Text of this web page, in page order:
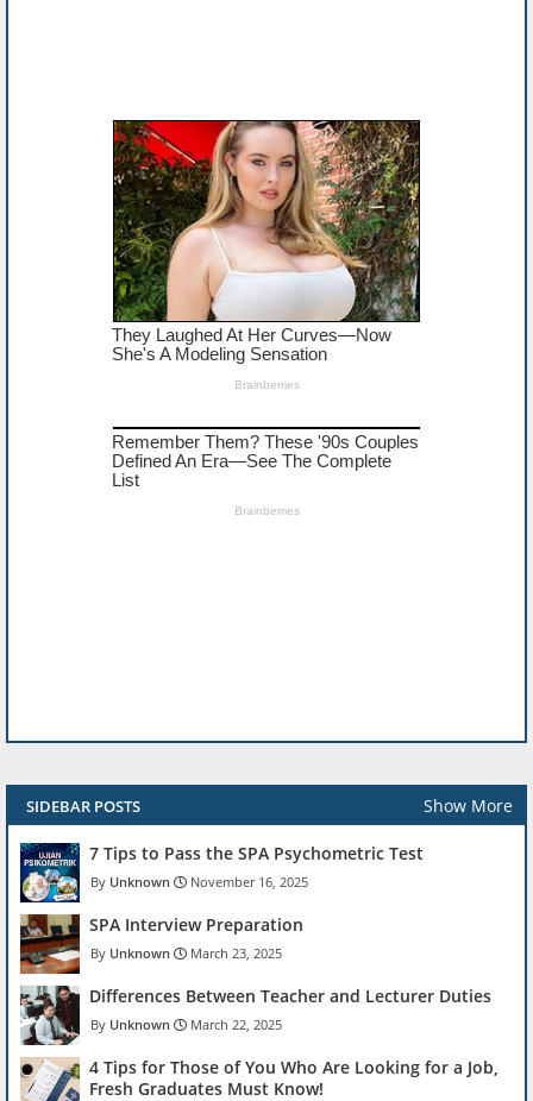
SIDEBAR POSTS Show More
7 Tips to Pass the SPA Psychometric Test
Unknown November 16, 2025
SPA Interview Preparation
Unknown March 23, 2025
Differences Between Teacher and Lecturer Duties
Unknown March 22, 2025
4 Tips for Those of You Who Are Looking for a Job,
Fresh Graduates Must Know!